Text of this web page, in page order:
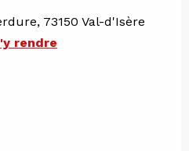
73150 Val-d'Isère
rendre